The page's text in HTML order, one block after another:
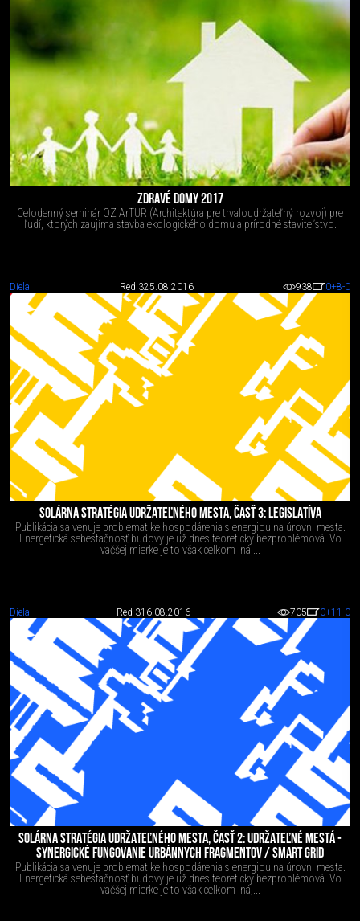
ZDRAVÉ DOMY 2017
Celodenný seminár OZ ArTUR (Architektúra pre trvaloudržateľný rozvoj) pre
ľudí, ktorých zaujíma stavba ekologického domu a prírodné staviteľstvo.
Diela Red 325.08.2016 938 0+8-0
SOLÁRNA STRATÉGIA UDRŽATEĽNÉHO MESTA, ČASŤ 3: LEGISLATÍVA
Publikácia sa venuje problematike hospodárenia s energiou na úrovni mesta.
Energetická sebestačnosť budovy je už dnes teoreticky bezproblémová. Vo
vačšej mierke je to však celkom iná,...
Diela Red 316.08.2016 705 0+11 -0
SOLÁRNA STRATÉGIA UDRŽATEĽNÉHO MESTA, ČASŤ 2: UDRŽATEĽNÉ MESTÁ -
SYNERGICKÉ FUNGOVANIE URBÁNNYCH FRAGMENTOV / SMART GRID
Publikácia sa venuje problematike hospodárenia s energiou na úrovni mesta.
Energetická sebestačnosť budovy je už dnes teoreticky bezproblémová. Vo
vačšej mierke je to však celkom iná,...